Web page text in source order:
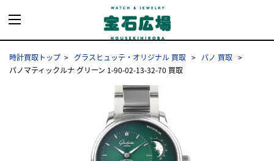
時計買取トップ グラスヒュッテ・オリジナル 買取
パノ 買取
パノマティックルナ グリーン 1-90-02-13-32-70 買取